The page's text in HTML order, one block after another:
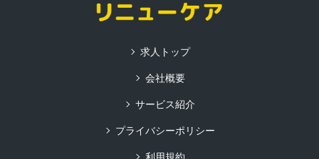
求人トップ
会社概要
サービス紹介
プライバシーポリシー
利用規約